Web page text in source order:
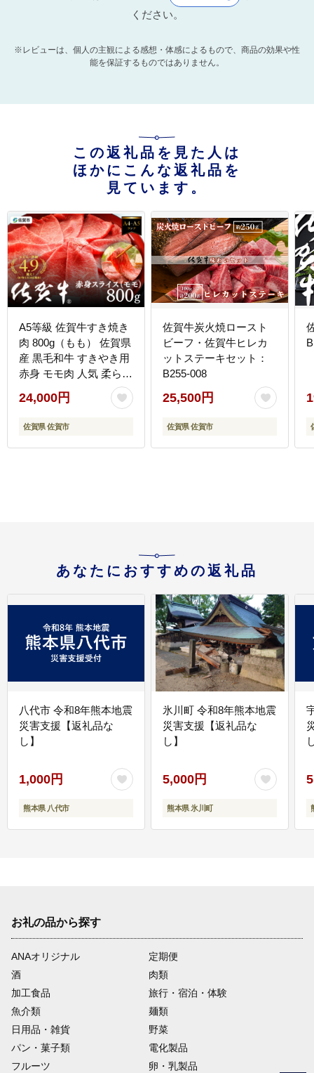
ください。
※レビューは、個人の主観による感想・体感によるもので、商品の効果や性
能を保証するものではありません。
この返礼品を見た人は
ほかにこんな返礼品を
見ています。
A5等級 佐賀牛すき焼き
肉 800g（もも） 佐賀県
産 黒毛和牛 すきやき用
赤身 モモ肉 人気 柔らか
な肉質 鍋：B240-021
24,000円
佐賀県 佐賀市
佐賀牛炭火焼ロースト
ビーフ・佐賀牛ヒレカ
ットステーキセット：
B255-008
25,500円
佐賀県 佐賀市
あなたにおすすめの返礼品
八代市 令和8年熊本地震
災害支援【返礼品な
し】
1,000円
熊本県 八代市
氷川町 令和8年熊本地震
災害支援【返礼品な
し】
5,000円
熊本県 氷川町
お礼の品から探す
ANAオリジナル
定期便
酒
肉類
加工食品
旅行・宿泊・体験
魚介類
麺類
日用品・雑貨
野菜
パン・菓子類
電化製品
フルーツ
卵・乳製品